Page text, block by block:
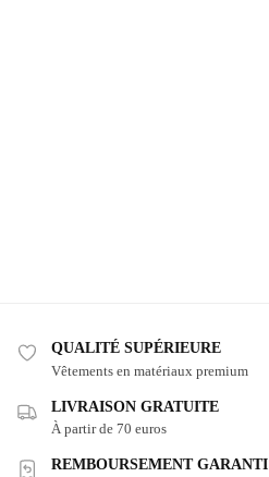
QUALITÉ SUPÉRIEURE
Vêtements en matériaux premium
LIVRAISON GRATUITE
À partir de 70 euros
REMBOURSEMENT GARANTI